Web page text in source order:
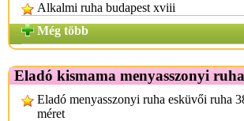
Alkalmi ruha budapest xviii
Még több
Eladó kismama menyasszonyi ruha
Eladó menyasszonyi ruha esküvői ruha
méret